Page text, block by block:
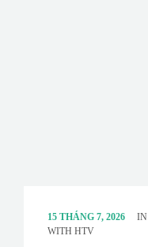
15 THÁNG 7, 2026 IN
WITH HTV